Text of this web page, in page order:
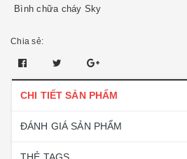
Bình chữa cháy Sky
Chia sẻ:
CHI TIẾT SẢN PHẨM
ĐÁNH GIÁ SẢN PHẨM